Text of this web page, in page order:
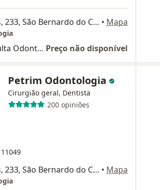
Rua Tiradentes, 233, São Bernardo do Campo • Mapa
Primeira consulta Odontológica Preço não disponível
Petrim Odontologia
Cirurgião geral, Dentista
200 opiniões
Rua Tiradentes, 233, São Bernardo do Campo • Mapa